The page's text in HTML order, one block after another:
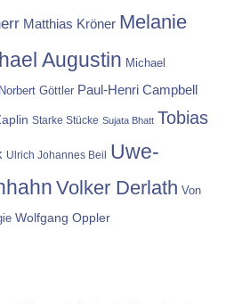
Matthias Kröner Melanie
Augustin Michael
Norbert Göttler Paul-Henri Campbell
Starke Stücke Sujata Bhatt Tobias
Ulrich Johannes Beil
Uwe-
Volker Derlath Von
Wolfgang Oppler